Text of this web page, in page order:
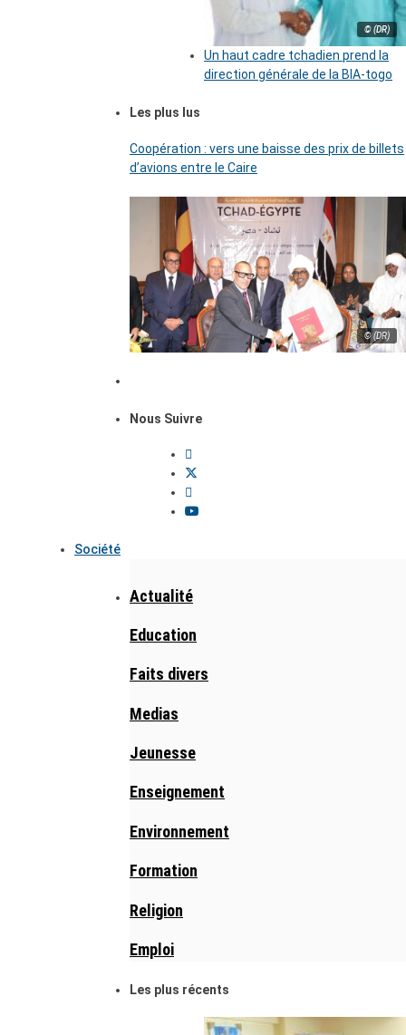
© (DR)
Un haut cadre tchadien prend la
direction générale de la BIA-togo
Les plus lus
Coopération : vers une baisse des prix de billets
d’avions entre le Caire
© (DR)
Nous Suivre
Société
Actualité
Education
Faits divers
Medias
Jeunesse
Enseignement
Environnement
Formation
Religion
Emploi
Les plus récents